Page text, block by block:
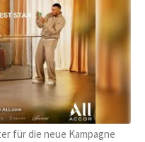
für die neue Kampagne